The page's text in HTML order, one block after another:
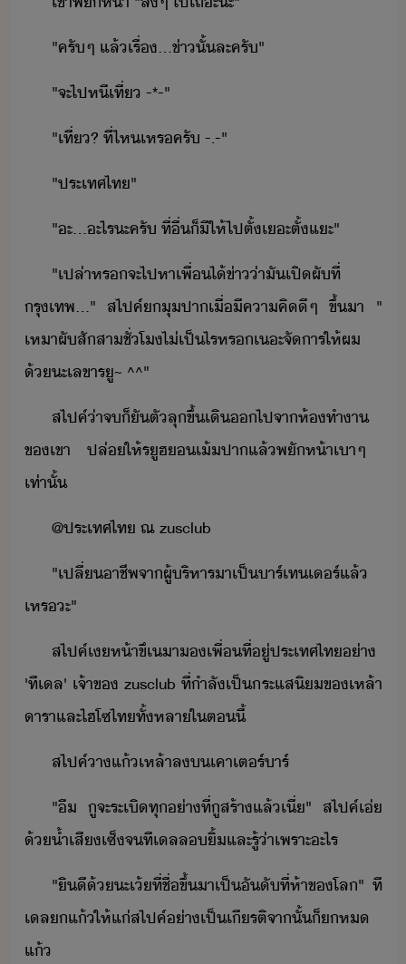
"​ครั​ๆ​ ​แล้​เรื่​...​ข่า​ั้​ละครั​"
"​จะ​ไป​หี​เที่​ ​-*-​"
"​เที่​?​ ​ที่ไห​เหร​ครั​ ​-.-​"
"​ประเทศไท​"
"​ะ​...​ะไร​ะ​ครั​ ​ที่ื่​็​ี​ให้​ไป​ตั้​เะ​ตั้​แะ​"
"​เปล่า​หร​จะ​ไปหา​เพื่​ไ้ข่า​่า​ั​เปิ​ผั​ที่​
รุเทพ​...​"​ ​สไปค์​​ุ​ปา​เื่ี​คาคิ​ี​ๆ​ ​ขึ้​า​ ​"​
เหา​ผั​สั​สา​ชั่โ​ไ่เป็ไร​หร​เะ​จัาร​ให้​ผ​
้​ะ​เลขา​รู​~​ ​^^​"
สไปค์​่า​จ​็​ั​ตั​ลุขึ้​เิ​​ไป​จา​ห้ทำา​
ข​เขา​ ​ปล่​ให้​รูฮ​​เ้ปา​แล้​พัห้า​เา​ๆ​ ​
เท่าั้
@​ประเทศไท​ ณ​ ​zusclub
"​เปลี่​าชีพ​จา​ผู้ริหาร​า​เป็​าร์เทเร์​แล้​
เหร​ะ​"
สไปค์​เห้าขึ​เา​​เพื่​ที่ู่​ประเทศไท​่า​ ​
'​ที​เล​'​ ​เจ้าข​ ​zusclub​ ​ที่​ำลั​เป็​ระแสิ​ข​เหล้า​
ารา​และ​ไฮโซ​ไท​ทั้หลา​ใ​ตี้
สไปค์​า​แ้​เหล้า​ล​​เคา​เตร์​าร์
"​ื​ ​ู​จะ​ระเิ​ทุ่า​ที่​ู​สร้า​แล้​เี่​"​ ​สไปค์​เ่​
้​้ำเสี​เซ็​จ​ที​เล​ล​ิ้​และ​รู้​่า​เพราะะไร
"​ิี​้​ะ​เ้​ที่​ชื่​ขึ้​า​เป็ั​ั​ที่​ห้า​ข​โล​"​ ​ที​
เล​แ้​ให้​แ่​สไปค์​่า​เป็เีรติ​จาั้​็​​ห​
แ้